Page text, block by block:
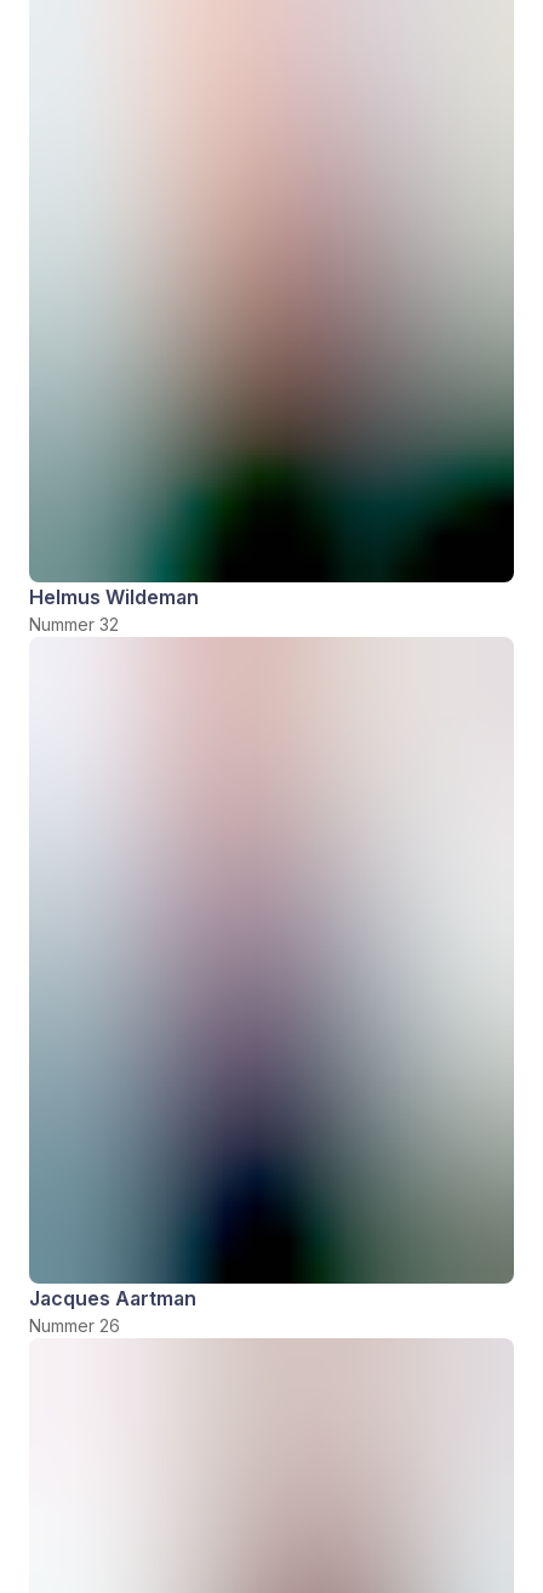
Helmus Wildeman
Nummer 32
Jacques Aartman
Nummer 26